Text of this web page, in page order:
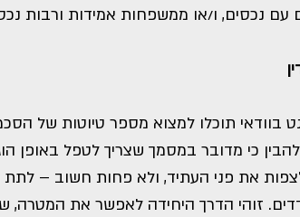
עם נכסים, ו/או ממשפחות אמידות ורבות
בוודאי תוכלו למצוא מספר טיוטות של
כי מדובר במסמך שצריך לטפל באופן
את פני העתיד, ולא פחות חשוב – לתת
זוהי הדרך היחידה לאפשר את המטרה,